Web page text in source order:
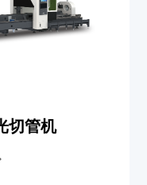
切管机